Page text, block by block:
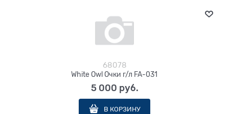
68078
White Owl Очки г/л FA-031
5 000 руб.
В КОРЗИНУ